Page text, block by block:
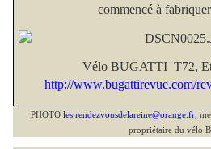
commencé à
Vélo BUGATTI T72,
http://www.bugattirevue.com/
PHOTO les.rendezvousdelareine@orange.fr ,
propriétaire du vélo